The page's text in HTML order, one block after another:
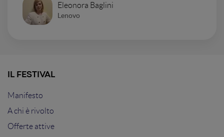
Eleonora Baglini
Lenovo
IL FESTIVAL
Manifesto
A chi è rivolto
Offerte attive